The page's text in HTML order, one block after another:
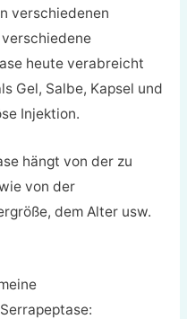
verschiedenen
heute verabreicht
Gel, Salbe, Kapsel und
Injektion.
hängt von der zu
von der
dem Alter usw.